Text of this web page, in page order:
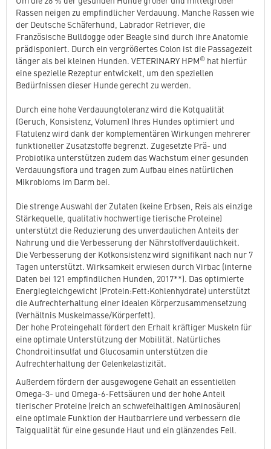
Rassen neigen zu empfindlicher Verdauung. Manche Rassen wie
der Deutsche Schäferhund, Labrador Retriever, die
Französische Bulldogge oder Beagle sind durch ihre Anatomie
prädisponiert. Durch ein vergrößertes Colon ist die Passagezeit
länger als bei kleinen Hunden. VETERINARY HPM® hat hierfür
eine spezielle Rezeptur entwickelt, um den speziellen
Bedürfnissen dieser Hunde gerecht zu werden.
Durch eine hohe Verdauungtoleranz wird die Kotqualität
(Geruch, Konsistenz, Volumen) Ihres Hundes optimiert und
Flatulenz wird dank der komplementären Wirkungen mehrerer
funktioneller Zusatzstoffe begrenzt. Zugesetzte Prä- und
Probiotika unterstützen zudem das Wachstum einer gesunden
Verdauungsflora und tragen zum Aufbau eines natürlichen
Mikrobioms im Darm bei.
Die strenge Auswahl der Zutaten (keine Erbsen, Reis als einzige
Stärkequelle, qualitativ hochwertige tierische Proteine)
unterstützt die Reduzierung des unverdaulichen Anteils der
Nahrung und die Verbesserung der Nährstoffverdaulichkeit.
Die Verbesserung der Kotkonsistenz wird signifikant nach nur 7
Tagen unterstützt. Wirksamkeit erwiesen durch Virbac (interne
Daten bei 121 empfindlichen Hunden, 2017**). Das optimierte
Energiegleichgewicht (Protein:Fett:Kohlenhydrate) unterstützt
die Aufrechterhaltung einer idealen Körperzusammensetzung
(Verhältnis Muskelmasse/Körperfett).
Der hohe Proteingehalt fördert den Erhalt kräftiger Muskeln für
eine optimale Unterstützung der Mobilität. Natürliches
Chondroitinsulfat und Glucosamin unterstützen die
Aufrechterhaltung der Gelenkelastizität.
Außerdem fördern der ausgewogene Gehalt an essentiellen
Omega-3- und Omega-6-Fettsäuren und der hohe Anteil
tierischer Proteine (reich an schwefelhaltigen Aminosäuren)
eine optimale Funktion der Hautbarriere und verbessern die
Talgqualität für eine gesunde Haut und ein glänzendes Fell.